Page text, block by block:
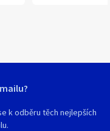
k odběru těch nejlepších